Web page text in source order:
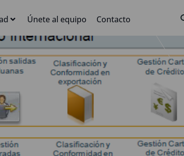
Únete al equipo Contacto